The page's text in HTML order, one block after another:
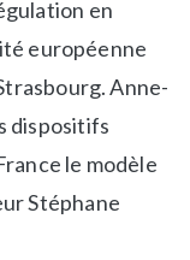
en
européenne
Anne-
dispositifs
le modèle
Stéphane